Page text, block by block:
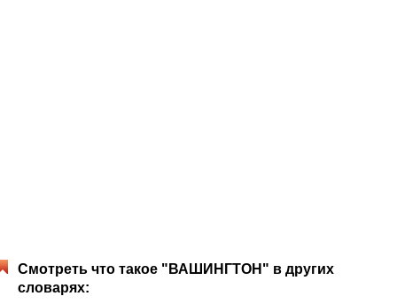
Смотреть что такое "ВАШИНГТОН" в других
словарях: